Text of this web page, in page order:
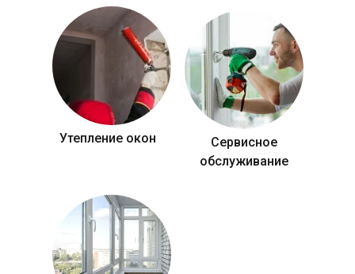
Утепление окон
Сервисное
обслуживание